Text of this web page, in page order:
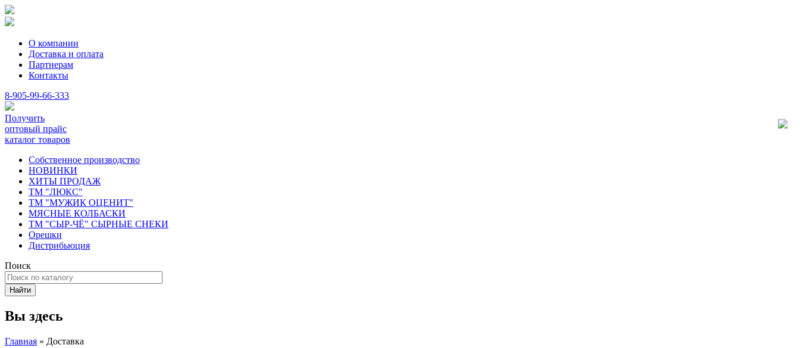
О компании
Доставка и оплата
Партнерам
Контакты
8-905-99-66-333
Получить
оптовый прайс
каталог товаров
Собственное производство
НОВИНКИ
ХИТЫ ПРОДАЖ
ТМ "ЛЮКС"
ТМ "МУЖИК ОЦЕНИТ"
МЯСНЫЕ КОЛБАСКИ
ТМ "СЫР-ЧЁ" СЫРНЫЕ СНЕКИ
Орешки
Дистрибьюция
Поиск
Вы здесь
Главная » Доставка